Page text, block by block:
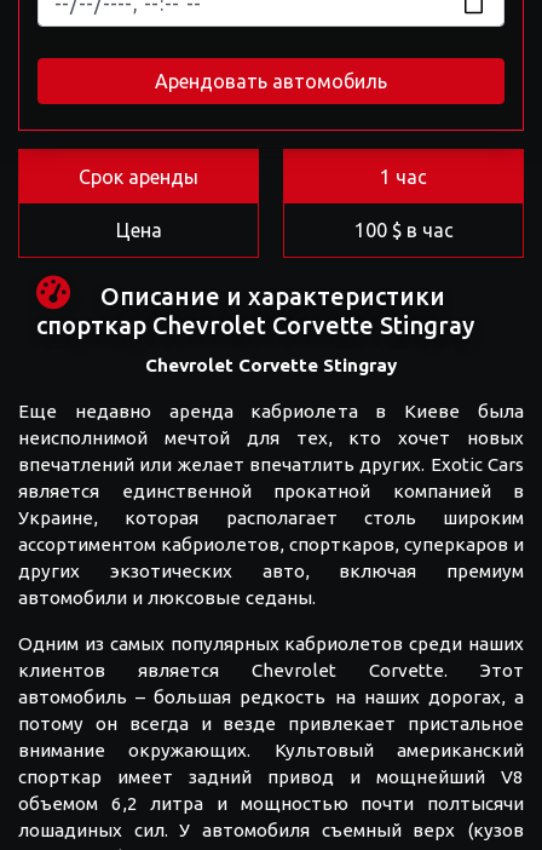
Арендовать автомобиль
Срок аренды
Цена
1 час
100 $ в час
Описание и характеристики
спорткар Chevrolet Corvette Stingray
Chevrolet Corvette Stingray
Еще недавно аренда кабриолета в Киеве была
неисполнимой мечтой для тех, кто хочет новых
впечатлений или желает впечатлить других. Exotic Cars
является единственной прокатной компанией в
Украине, которая располагает столь широким
ассортиментом кабриолетов, спорткаров, суперкаров и
других экзотических авто, включая премиум
автомобили и люксовые седаны.
Одним из самых популярных кабриолетов среди наших
клиентов является Chevrolet Corvette. Этот
автомобиль – большая редкость на наших дорогах, а
потому он всегда и везде привлекает пристальное
внимание окружающих. Культовый американский
спорткар имеет задний привод и мощнейший V8
объемом 6,2 литра и мощностью почти полтысячи
лошадиных сил. У автомобиля съемный верх (кузов